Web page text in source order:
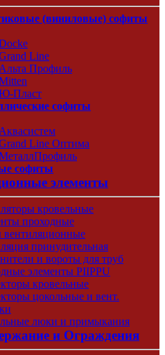
(виниловые) софиты
Line
Альта Профиль
Пласт
софиты
Аквасистем
Line Оптима
софиты
элементы
кровельные
проходные
вентиляционные
принудительная
и вороты для труб
элементы PIIPPU
кровельные
цокольные и вент.
люки и примыкания
и Ограждения